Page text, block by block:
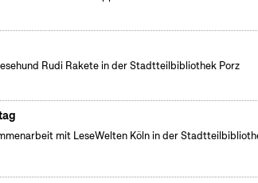
Rudi Rakete in der Stadtteilbibliothek Porz
mit LeseWelten Köln in der